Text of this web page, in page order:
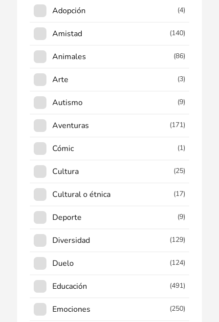
Adopción (4)
Amistad (140)
Animales (86)
Arte (3)
Autismo (9)
Aventuras (171)
Cómic (1)
Cultura (25)
Cultural o étnica (17)
Deporte (9)
Diversidad (129)
Duelo (124)
Educación (491)
Emociones (250)